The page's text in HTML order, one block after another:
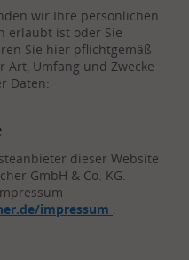
wir Ihre persönlichen
erlaubt ist oder Sie
Sie hier pflichtgemäß
Art, Umfang und Zwecke
Daten:
dieser Website
GmbH & Co. KG.
impressum .